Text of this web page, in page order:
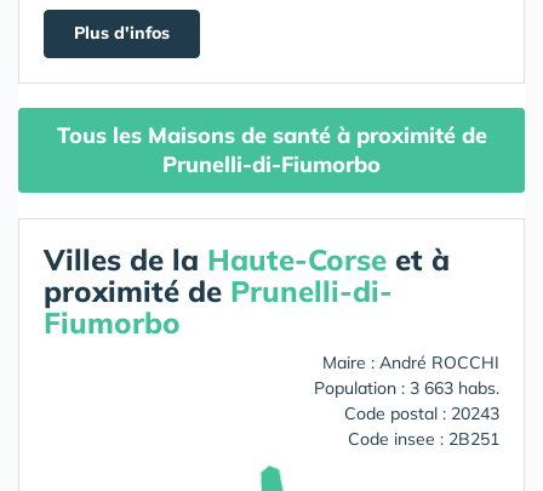
Plus d'infos
Tous les Maisons de santé à proximité de
Prunelli-di-Fiumorbo
Villes de la Haute-Corse et à
proximité de Prunelli-di-
Fiumorbo
Maire : André ROCCHI
Population : 3 663 habs.
Code postal : 20243
Code insee : 2B251